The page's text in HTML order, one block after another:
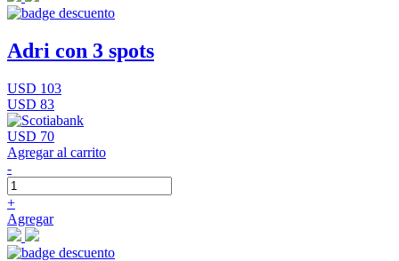
Adri con 3 spots
USD 103
USD 83
USD 70
Agregar al carrito
-
+
Agregar